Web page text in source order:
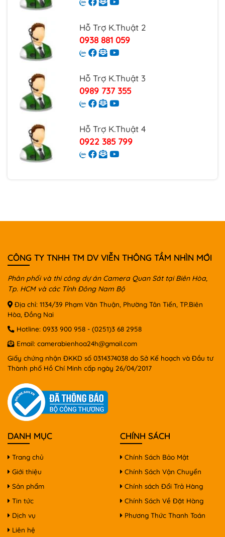
Hỗ Trợ K.Thuật 2
0938 881 059
Hỗ Trợ K.Thuật 3
0989 737 355
Hỗ Trợ K.Thuật 4
0922 385 799
CÔNG TY TNHH TM DV VIỄN THÔNG TẦM NHÌN MỚI
Phân phối và thi công dự án Camera Quan Sát tại Biên Hòa,
Tp. HCM và các Tỉnh Đông Nam Bộ
Địa chỉ: 1134/39 Phạm Văn Thuận, Phường Tân Tiến, TP.Biên
Hòa, Đồng Nai
Hotline: 0933 900 958 - (0251)3 68 2958
Email: camerabienhoa24h@gmail.com
Giấy chứng nhận ĐKKD số 0314374038 do Sở Kế hoạch và Đầu tư
Thành phố Hồ Chí Minh cấp ngày 26/04/2017
DANH MỤC
Trang chủ
Giới thiệu
Sản phẩm
Tin tức
Dịch vụ
Liên hệ
CHÍNH SÁCH
Chính Sách Bảo Mật
Chính Sách Vận Chuyển
Chính sách Đổi Trả Hàng
Chính Sách Về Đặt Hàng
Phương Thức Thanh Toán